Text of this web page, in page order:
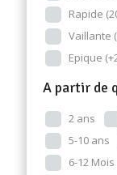
Rapide
Vaillante
Epique
A partir de
2 ans
5-10 ans
6-12 Mois